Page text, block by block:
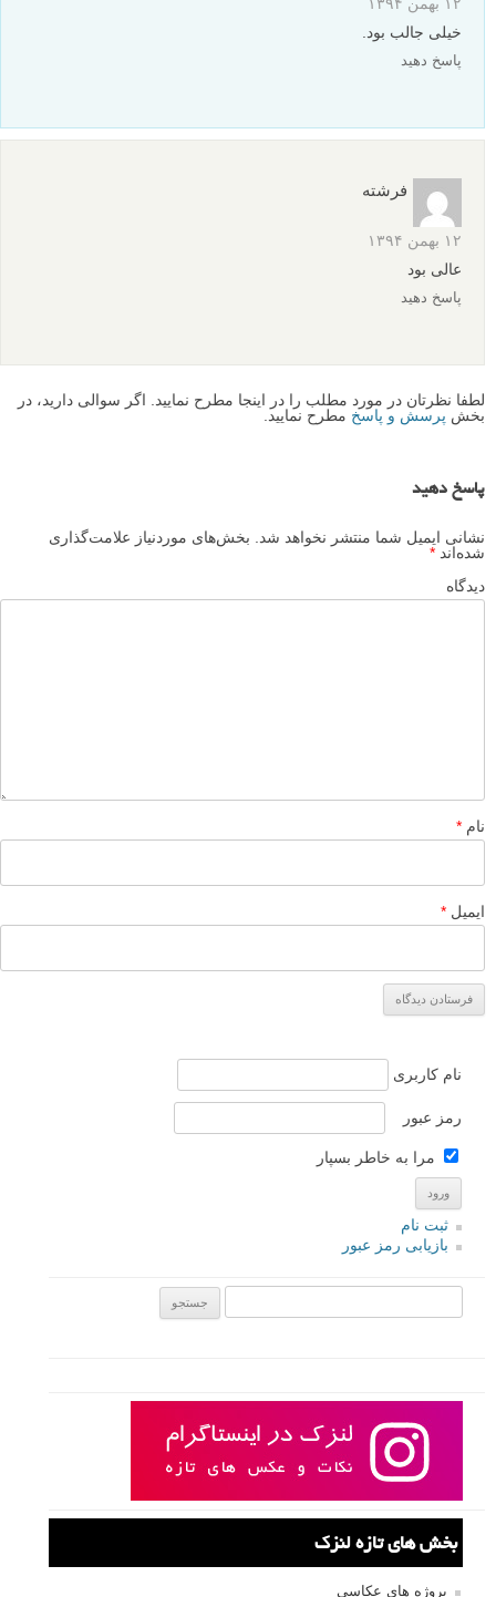
خیلی جالب بود.
پاسخ دهید
فرشته
۱۲ بهمن ۱۳۹۴
عالی بود
پاسخ دهید
لطفا نظرتان در مورد مطلب را در اینجا مطرح نمایید. اگر سوالی دارید، در
بخش پرسش و پاسخ مطرح نمایید.
پاسخ دهید
نشانی ایمیل شما منتشر نخواهد شد.
بخش‌های موردنیاز علامت‌گذاری
شده‌اند *
دیدگاه
نام *
ایمیل *
نام کاربری
رمز عبور
مرا به خاطر بسپار
ثبت نام
بازیابی رمز عبور
بخش های تازه لنزک
پروژه های عکاسی